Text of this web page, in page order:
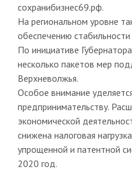
сохранибизнес69.рф.
На региональном уровне
обеспечению
По инициативе
несколько пакетов мер
Верхневолжья.
Особое внимание
предпринимательству.
экономической
снижена налоговая
упрощенной и патентной
2020 год.